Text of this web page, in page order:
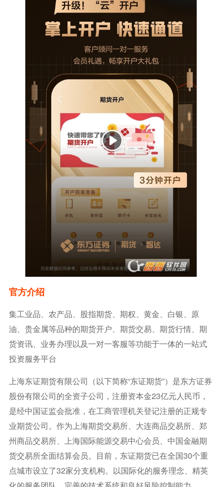
官方介绍
集工业品、农产品、股指期货、期权、黄金、白银、原
油、贵金属等品种的期货开户、期货交易、期货行情、期
货资讯、业务办理以及一对一客服等功能于一体的一站式
投资服务平台
上海东证期货有限公司（以下简称“东证期货”）是东方证券
股份有限公司的全资子公司，注册资本金23亿元人民币，
是经中国证监会批准，在工商管理机关登记注册的正规专
业期货公司。作为上海期货交易所、大连商品交易所、郑
州商品交易所、上海国际能源交易中心会员、中国金融期
货交易所全面结算会员。目前，东证期货已在全国30个重
点城市设立了32家分支机构。以国际化的服务理念、精英